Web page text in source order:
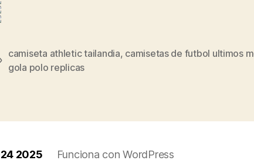
camiseta athletic tailandia, camisetas de futbol ultimos
gola polo replicas
2025 Funciona con WordPress